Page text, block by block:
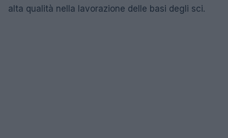
alta qualità nella lavorazione delle basi degli sci.